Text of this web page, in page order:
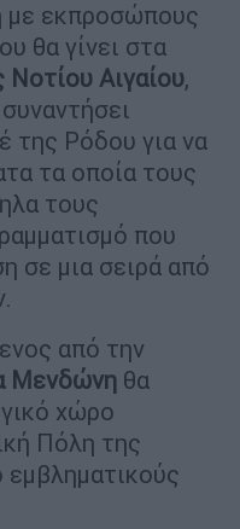
με εκπροσώπους
θα γίνει στα
Νοτίου Αιγαίου,
της Ρόδου για να
τα οποία τους
τους
που
σε μια σειρά από
από την
Μενδώνη θα
χώρο
Πόλη της